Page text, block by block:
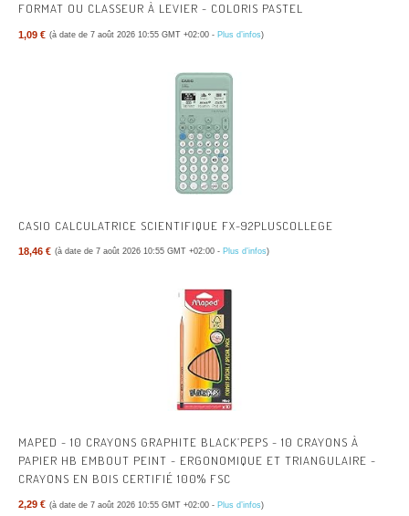
FORMAT OU CLASSEUR À LEVIER - COLORIS PASTEL
1,09 € (à date de 7 août 2026 10:55 GMT +02:00 - Plus d’infos)
CASIO CALCULATRICE SCIENTIFIQUE FX-92PLUSCOLLEGE
18,46 € (à date de 7 août 2026 10:55 GMT +02:00 - Plus d’infos)
MAPED - 10 CRAYONS GRAPHITE BLACK’PEPS - 10 CRAYONS À
PAPIER HB EMBOUT PEINT - ERGONOMIQUE ET TRIANGULAIRE -
CRAYONS EN BOIS CERTIFIÉ 100% FSC
2,29 € (à date de 7 août 2026 10:55 GMT +02:00 - Plus d’infos)